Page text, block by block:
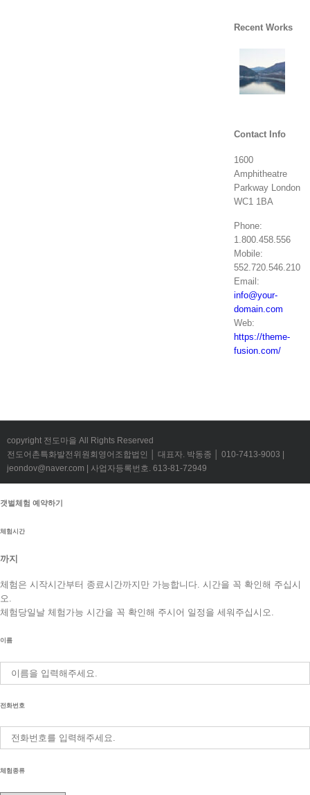
Recent Works
Contact Info
1600
Amphitheatre
Parkway London
WC1 1BA
Phone:
1.800.458.556
Mobile:
552.720.546.210
Email:
info@your-
domain.com
Web:
https://theme-
fusion.com/
copyright 전도마을 All Rights Reserved
전도어촌특화발전위원회영어조합법인 │ 대표자. 박동종 │ 010-7413-9003 |
jeondov@naver.com | 사업자등록번호. 613-81-72949
갯벌체험 예약하기
체험시간
까지
체험은 시작시간부터 종료시간까지만 가능합니다. 시간을 꼭 확인해 주십시
오.
체험당일날 체험가능 시간을 꼭 확인해 주시어 일정을 세워주십시오.
이름
전화번호
체험종류